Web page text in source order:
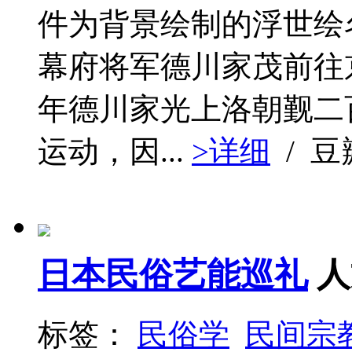
件为背景绘制的浮世
幕府将军德川家茂前
年德川家光上洛朝觐
运动，因... >详细 / 豆
日本民俗艺能巡礼
标签： 民俗学
民间宗